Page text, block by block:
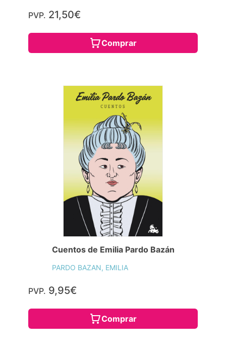
PVP. 21,50€
Comprar
Cuentos de Emilia Pardo Bazán
PARDO BAZAN, EMILIA
PVP. 9,95€
Comprar